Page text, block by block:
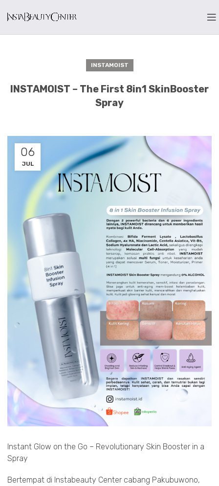
INSTAMOIST
INSTAMOIST – The First 8in1 SkinBooster
Spray
06
JUL
Instant Glow on the Go – Revolutionary Skin Booster in a
Spray
Bertempat di Instabeauty Center cabang Pakubuwono,